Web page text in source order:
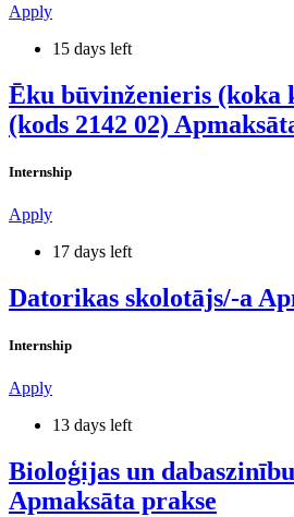
Apply
15 days left
Ēku būvinženieris (koka
(kods 2142 02)
Internship
Apply
17 days left
Datorikas skolotājs/-a
Internship
Apply
13 days left
Bioloģijas un
Apmaksāta prakse